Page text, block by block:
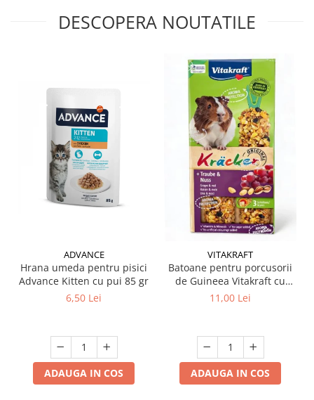
DESCOPERA NOUTATILE
ADVANCE
Hrana umeda pentru pisici
Advance Kitten cu pui 85 gr
6,50 Lei
ADAUGA IN COS
VITAKRAFT
Batoane pentru porcusorii
de Guineea Vitakraft cu
struguri & nuci 2 buc
11,00 Lei
ADAUGA IN COS